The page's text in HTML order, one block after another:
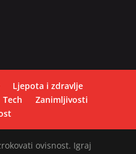
Ljepota i zdravlje
Tech
Zanimljivosti
ovisnost. Igraj